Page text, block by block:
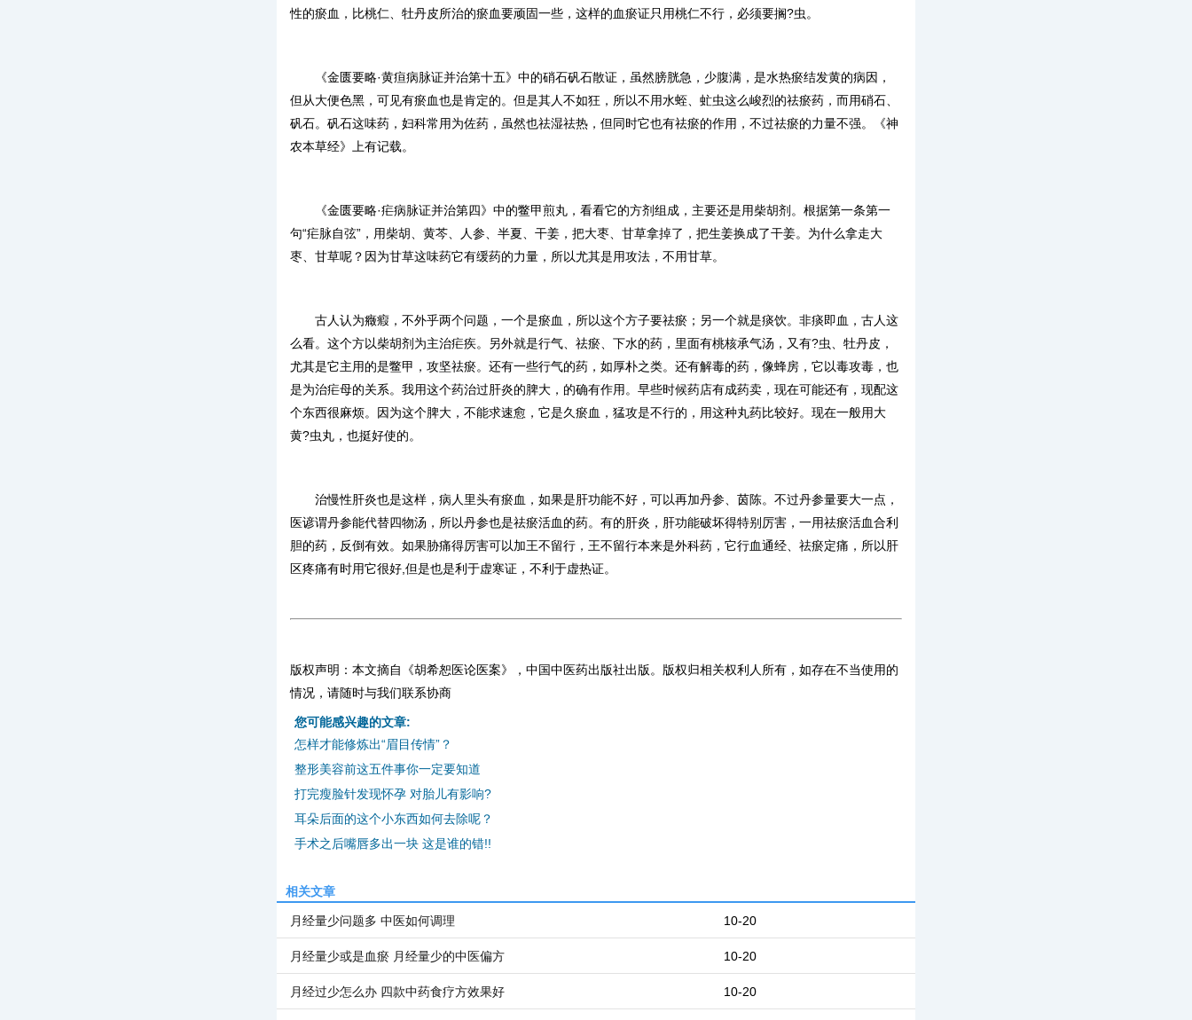
性的瘀血，比桃仁、牡丹皮所治的瘀血要顽固一些，这样的血瘀证只用桃仁不行，必须要搁?虫。
《金匮要略·黄疸病脉证并治第十五》中的硝石矾石散证，虽然膀胱急，少腹满，是水热瘀结发黄的病因，
但从大便色黑，可见有瘀血也是肯定的。但是其人不如狂，所以不用水蛭、虻虫这么峻烈的祛瘀药，而用硝石、
矾石。矾石这味药，妇科常用为佐药，虽然也祛湿祛热，但同时它也有祛瘀的作用，不过祛瘀的力量不强。《神
农本草经》上有记载。
《金匮要略·疟病脉证并治第四》中的鳖甲煎丸，看看它的方剂组成，主要还是用柴胡剂。根据第一条第一
句“疟脉自弦”，用柴胡、黄芩、人参、半夏、干姜，把大枣、甘草拿掉了，把生姜换成了干姜。为什么拿走大
枣、甘草呢？因为甘草这味药它有缓药的力量，所以尤其是用攻法，不用甘草。
古人认为癥瘕，不外乎两个问题，一个是瘀血，所以这个方子要祛瘀；另一个就是痰饮。非痰即血，古人这
么看。这个方以柴胡剂为主治疟疾。另外就是行气、祛瘀、下水的药，里面有桃核承气汤，又有?虫、牡丹皮，
尤其是它主用的是鳖甲，攻坚祛瘀。还有一些行气的药，如厚朴之类。还有解毒的药，像蜂房，它以毒攻毒，也
是为治疟母的关系。我用这个药治过肝炎的脾大，的确有作用。早些时候药店有成药卖，现在可能还有，现配这
个东西很麻烦。因为这个脾大，不能求速愈，它是久瘀血，猛攻是不行的，用这种丸药比较好。现在一般用大
黄?虫丸，也挺好使的。
治慢性肝炎也是这样，病人里头有瘀血，如果是肝功能不好，可以再加丹参、茵陈。不过丹参量要大一点，
医谚谓丹参能代替四物汤，所以丹参也是祛瘀活血的药。有的肝炎，肝功能破坏得特别厉害，一用祛瘀活血合利
胆的药，反倒有效。如果胁痛得厉害可以加王不留行，王不留行本来是外科药，它行血通经、祛瘀定痛，所以肝
区疼痛有时用它很好 但是也是利于虚寒证，不利于虚热证。
版权声明：本文摘自《胡希恕医论医案》，中国中医药出版社出版。版权归相关权利人所有，如存在不当使用的
情况，请随时与我们联系协商
您可能感兴趣的文章:
怎样才能修炼出“眉目传情”？
整形美容前这五件事你一定要知道
打完瘦脸针发现怀孕 对胎儿有影响?
耳朵后面的这个小东西如何去除呢？
手术之后嘴唇多出一块 这是谁的错!!
相关文章
10-20
月经量少问题多 中医如何调理
10-20
月经量少或是血瘀 月经量少的中医偏方
10-20
月经过少怎么办 四款中药食疗方效果好